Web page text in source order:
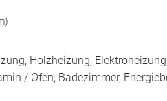
Holzheizung,
/ Ofen, Badezimmer,